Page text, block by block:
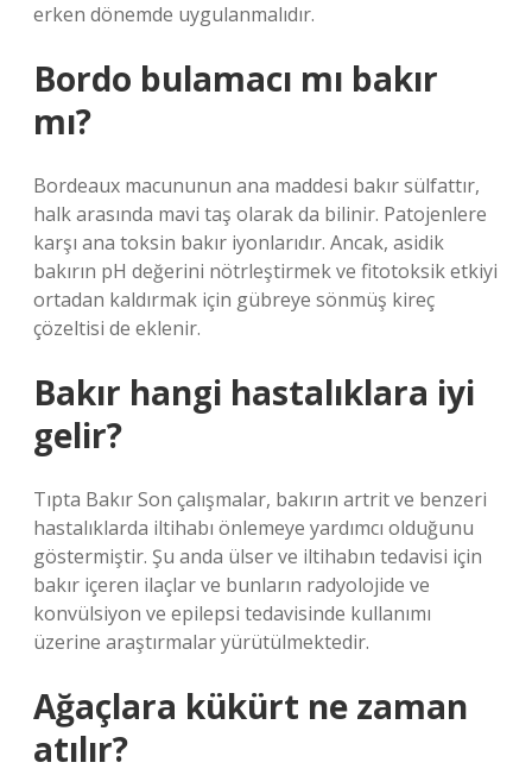
erken dönemde uygulanmalıdır.
Bordo bulamacı mı bakır
mı?
Bordeaux macununun ana maddesi bakır sülfattır,
halk arasında mavi taş olarak da bilinir. Patojenlere
karşı ana toksin bakır iyonlarıdır. Ancak, asidik
bakırın pH değerini nötrleştirmek ve fitotoksik etkiyi
ortadan kaldırmak için gübreye sönmüş kireç
çözeltisi de eklenir.
Bakır hangi hastalıklara iyi
gelir?
Tıpta Bakır Son çalışmalar, bakırın artrit ve benzeri
hastalıklarda iltihabı önlemeye yardımcı olduğunu
göstermiştir. Şu anda ülser ve iltihabın tedavisi için
bakır içeren ilaçlar ve bunların radyolojide ve
konvülsiyon ve epilepsi tedavisinde kullanımı
üzerine araştırmalar yürütülmektedir.
Ağaçlara kükürt ne zaman
atılır?